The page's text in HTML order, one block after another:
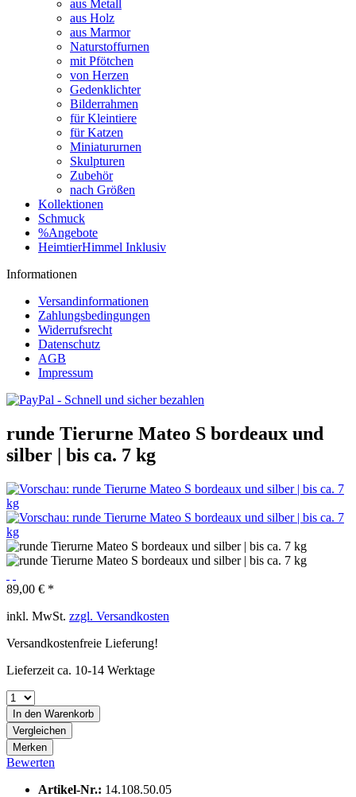
aus Metall
aus Holz
aus Marmor
Naturstoffurnen
mit Pfötchen
von Herzen
Gedenklichter
Bilderrahmen
für Kleintiere
für Katzen
Miniatururnen
Skulpturen
Zubehör
nach Größen
Kollektionen
Schmuck
%Angebote
HeimtierHimmel Inklusiv
Informationen
Versandinformationen
Zahlungsbedingungen
Widerrufsrecht
Datenschutz
AGB
Impressum
runde Tierurne Mateo S bordeaux und
silber | bis ca. 7 kg
89,00 € *
inkl. MwSt. zzgl. Versandkosten
Versandkostenfreie Lieferung!
Lieferzeit ca. 10-14 Werktage
In den Warenkorb
Vergleichen
Merken
Bewerten
Artikel-Nr.: 14.108.50.05